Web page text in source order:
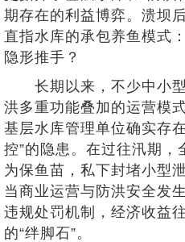
期存在的利益博弈。溃坝
直指水库的承包养鱼模式
隐形推手？
长期以来，不少中小型
洪多重功能叠加的运营模
基层水库管理单位确实存
控”的隐患。在过往汛期，
为保鱼苗，私下封堵小型
当商业运营与防洪安全发
违规处罚机制，经济收益
的“绊脚石”。